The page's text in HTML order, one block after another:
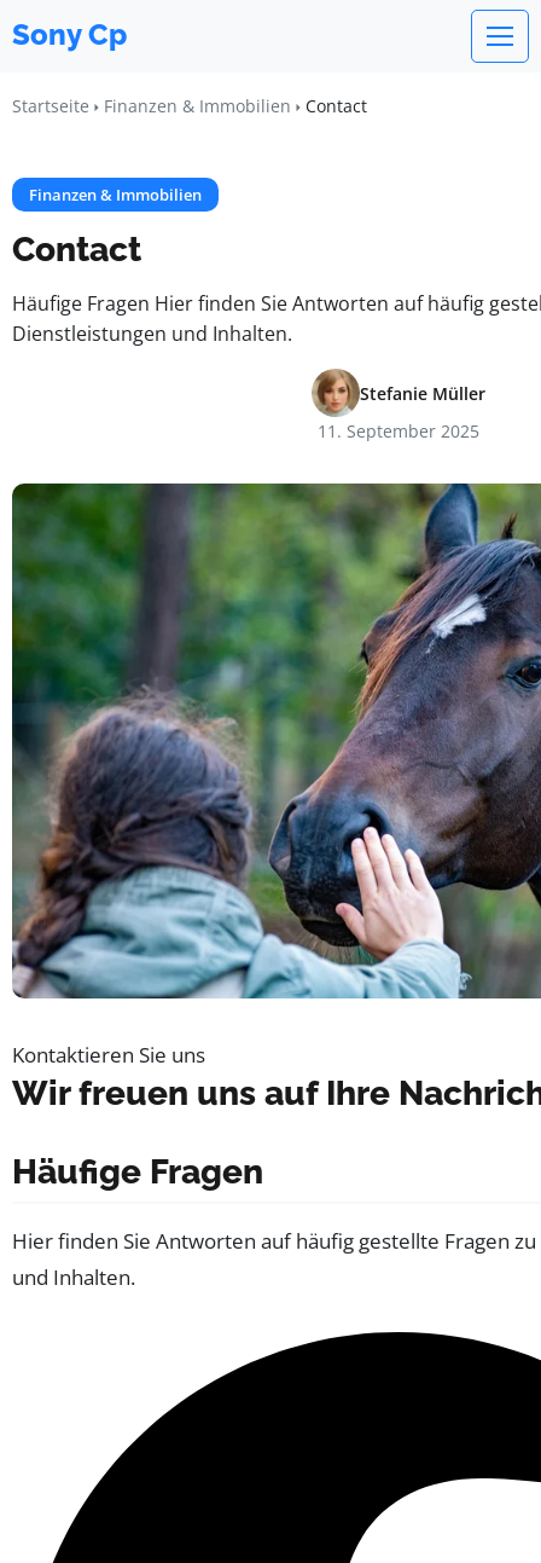
Sony Cp
Startseite Finanzen & Immobilien Contact
Finanzen & Immobilien
Contact
Häufige Fragen Hier finden Sie Antworten auf häufig
Dienstleistungen und Inhalten.
Stefanie Müller
11. September 2025
Kontaktieren Sie uns
Wir freuen uns auf Ihre
Häufige Fragen
Hier finden Sie Antworten auf häufig gestellte Fragen
und Inhalten.